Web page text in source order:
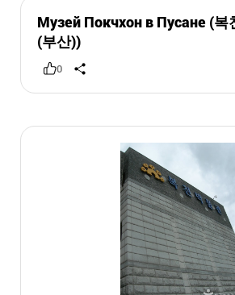
Музей Покчхон в Пусане (복
(부산))
0